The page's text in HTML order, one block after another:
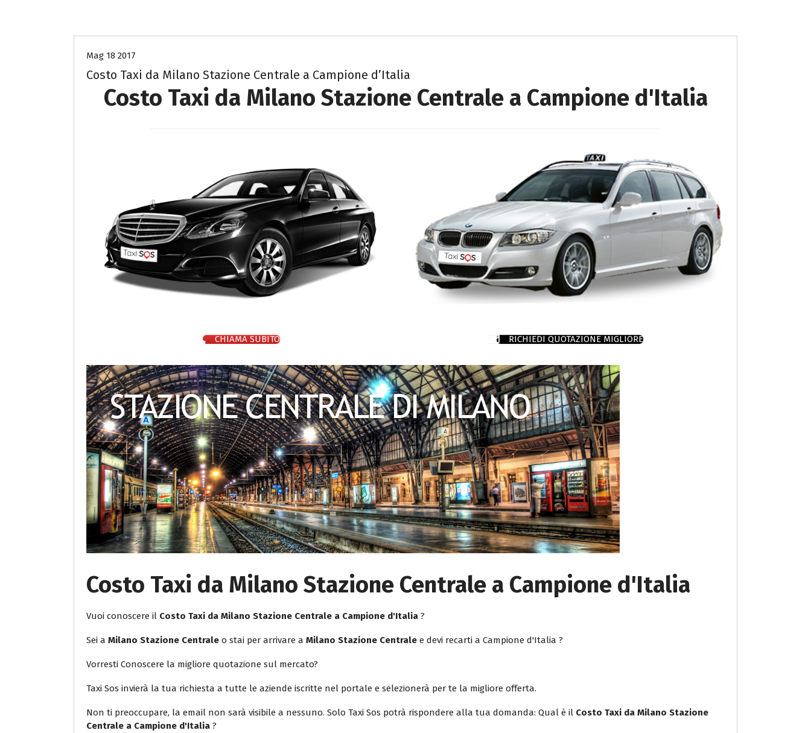
Mag 18 2017
Costo Taxi da Milano Stazione Centrale a Campione d’Italia
Costo Taxi da Milano Stazione Centrale a Campione d'Italia
CHIAMA SUBITO RICHIEDI QUOTAZIONE MIGLIORE
Costo Taxi da Milano Stazione Centrale a Campione d'Italia
Vuoi conoscere il Costo Taxi da Milano Stazione Centrale a Campione d'Italia ?
Sei a Milano Stazione Centrale o stai per arrivare a Milano Stazione Centrale e devi recarti a Campione d'Italia ?
Vorresti Conoscere la migliore quotazione sul mercato?
Taxi Sos invierà la tua richiesta a tutte le aziende iscritte nel portale e selezionerà per te la migliore offerta.
Non ti preoccupare, la email non sarà visibile a nessuno. Solo Taxi Sos potrà rispondere alla tua domanda: Qual è il Costo Taxi da Milano Stazione
Centrale a Campione d'Italia ?